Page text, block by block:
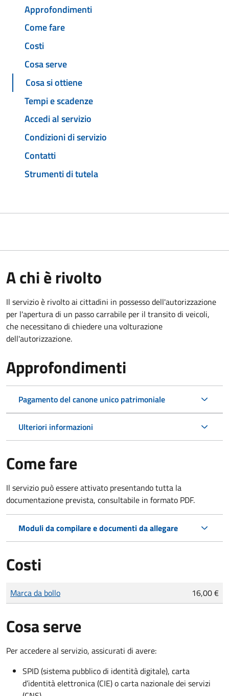
Approfondimenti
Come fare
Costi
Cosa serve
Cosa si ottiene
Tempi e scadenze
Accedi al servizio
Condizioni di servizio
Contatti
Strumenti di tutela
A chi è rivolto
Il servizio è rivolto ai cittadini in possesso dell'autorizzazione
per l'apertura di un passo carrabile per il transito di veicoli,
che necessitano di chiedere una volturazione
dell'autorizzazione.
Approfondimenti
Pagamento del canone unico patrimoniale
Ulteriori informazioni
Come fare
Il servizio può essere attivato presentando tutta la
documentazione prevista, consultabile in formato PDF.
Moduli da compilare e documenti da allegare
Costi
Tipo di pagamento
Importo
Marca da bollo 16,00 €
Cosa serve
Per accedere al servizio, assicurati di avere:
SPID (sistema pubblico di identità digitale), carta
d’identità elettronica (CIE) o carta nazionale dei servizi